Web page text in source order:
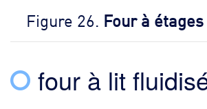
Figure 26. Four à étages
four à lit